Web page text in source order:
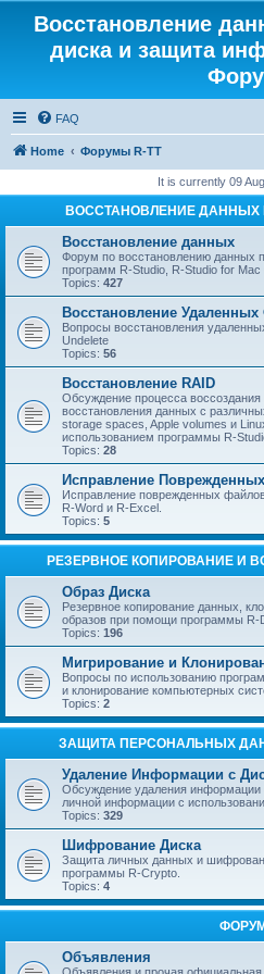
Восстановление
диска и защита
FAQ
Home Форумы R-TT
It is currently 09
ВОССТАНОВЛЕНИЕ
Восстановление данных
Форум по восстановлению данных
программ R-Studio, R-Studio for Mac
Topics: 427
Восстановление
Вопросы восстановления
Undelete
Topics: 56
Восстановление RAID
Обсуждение процесса воссоздания
восстановления данных с
storage spaces, Apple volumes и
использованием программы R-
Topics: 28
Исправление
Исправление поврежденных
R-Word и R-Excel.
Topics: 5
РЕЗЕРВНОЕ КОПИРОВАНИЕ И
Образ Диска
Резервное копирование данных,
образов при помощи программы R-
Topics: 196
Мигрирование и
Вопросы по использованию
и клонирование компьютерных
Topics: 2
ЗАЩИТА ПЕРСОНАЛЬНЫХ
Удаление Информации с
Обсуждение удаления информации
личной информации с
Topics: 329
Шифрование Диска
Защита личных данных и
программы R-Crypto.
Topics: 4
ФОРУМ
Объявления